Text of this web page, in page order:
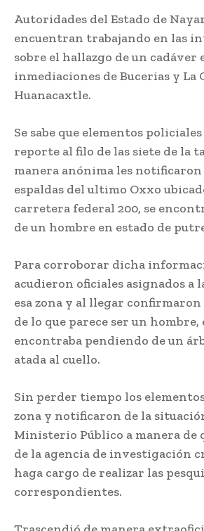
Autoridades del Estado de
encuentran trabajando en las
sobre el hallazgo de un cadáver
inmediaciones de Bucerias y La
Huanacaxtle.
Se sabe que elementos
reporte al filo de las siete de la
manera anónima les notificaron
espaldas del ultimo Oxxo
carretera federal 200, se
de un hombre en estado de
Para corroborar dicha
acudieron oficiales asignados a
esa zona y al llegar confirmaron
de lo que parece ser un hombre,
encontraba pendiendo de un
atada al cuello.
Sin perder tiempo los
zona y notificaron de la
Ministerio Público a manera de
de la agencia de investigación
haga cargo de realizar las
correspondientes.